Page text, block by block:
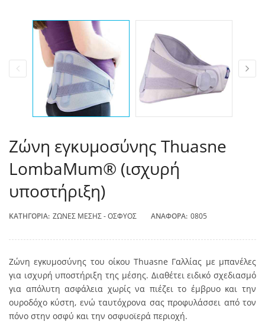
Ζώνη εγκυμοσύνης Thuasne
LombaMum® (ισχυρή
υποστήριξη)
ΚΑΤΗΓΟΡΊΑ: ΖΏΝΕΣ ΜΈΣΗΣ - ΟΣΦΎΟΣ ΑΝΑΦΟΡΆ: 0805
Ζώνη εγκυμοσύνης του οίκου Thuasne Γαλλίας με μπανέλες
για ισχυρή υποστήριξη της μέσης. Διαθέτει ειδικό σχεδιασμό
για απόλυτη ασφάλεια χωρίς να πιέζει το έμβρυο και την
ουροδόχο κύστη, ενώ ταυτόχρονα σας προφυλάσσει από τον
πόνο στην οσφύ και την οσφυοϊερά περιοχή.